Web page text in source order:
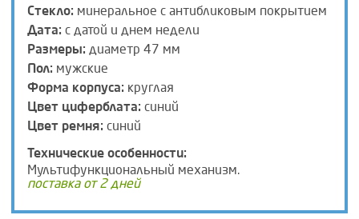
Стекло: минеральное с антибликовым покрытием
Дата: с датой и днем недели
Размеры: диаметр 47 мм
Пол: мужские
Форма корпуса: круглая
Цвет циферблата: синий
Цвет ремня: синий
Технические особенности:
Мультифункциональный механизм.
поставка от 2 дней